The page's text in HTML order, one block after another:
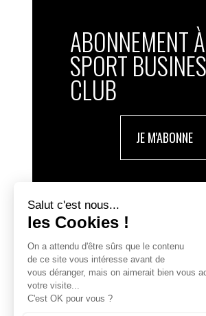
ABONNEMENT À
SPORT
CLUB
JE M'ABONNE